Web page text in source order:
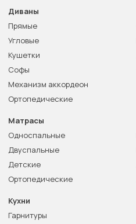
Диваны
Прямые
Угловые
Кушетки
Софы
Механизм аккордеон
Ортопедические
Матрасы
Односпальные
Двуспальные
Детские
Ортопедические
Кухни
Гарнитуры